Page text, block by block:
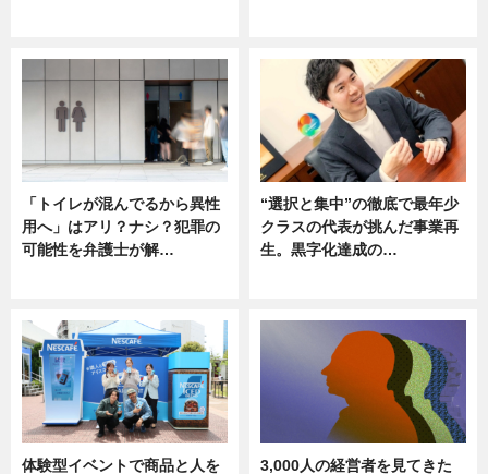
「トイレが混んでるから異性
用へ」はアリ？ナシ？犯罪の
可能性を弁護士が解…
“選択と集中”の徹底で最年少
クラスの代表が挑んだ事業再
生。黒字化達成の…
体験型イベントで商品と人を
3,000人の経営者を見てきた